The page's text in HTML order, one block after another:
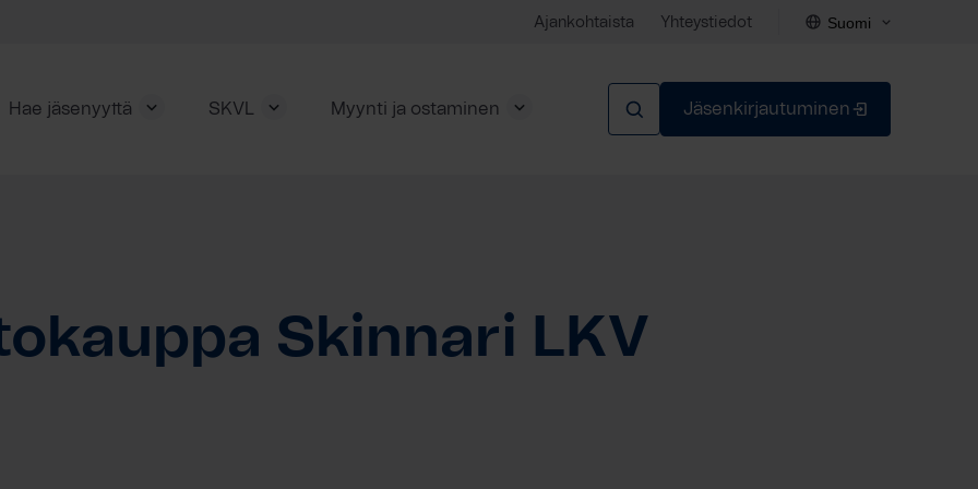
Ajankohtaista Yhteystiedot Suomi
Hae jäsenyyttä SKVL Myynti ja ostaminen Jäsenkirjautuminen
Skinnari LKV